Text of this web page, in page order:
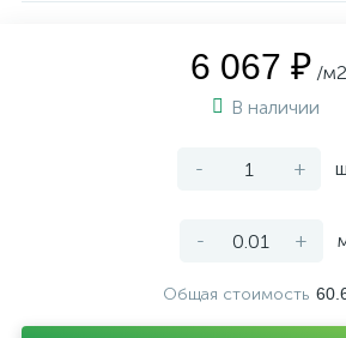
6 067 ₽ /м2
В наличии
- +
- +
Общая стоимость